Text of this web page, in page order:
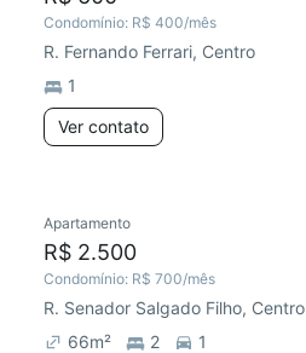
Condomínio: R$ 400/mês
R. Fernando Ferrari, Centro
1
Ver contato
Apartamento
R$ 2.500
Condomínio: R$ 700/mês
R. Senador Salgado Filho, Centro
66m² 2
1